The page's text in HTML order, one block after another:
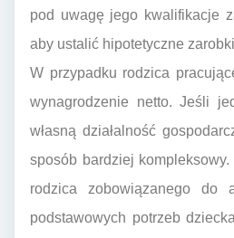
pod uwagę jego kwalifikacje
aby ustalić hipotetyczne
W przypadku rodzica
wynagrodzenie netto. Jeśli
własną działalność
sposób bardziej
rodzica zobowiązanego
podstawowych potrzeb